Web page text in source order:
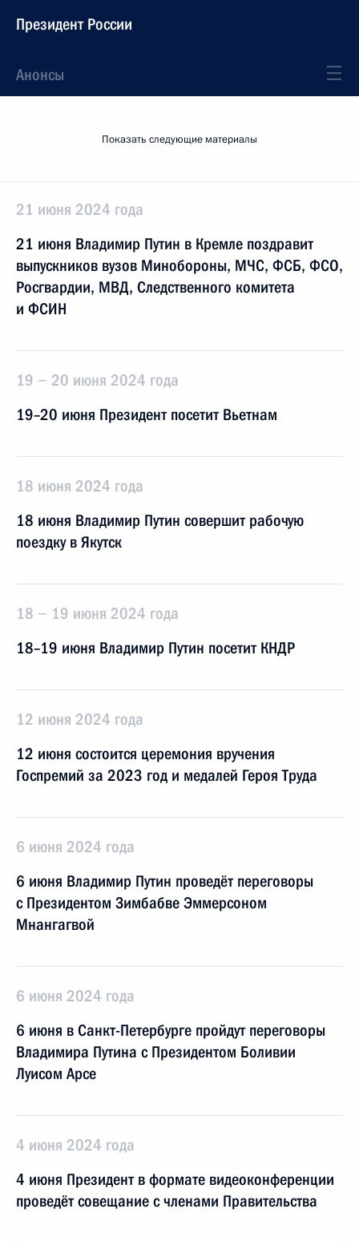
Президент России
Анонсы
Показать следующие материалы
21 июня 2024 года
21 июня Владимир Путин в Кремле поздравит
выпускников вузов Минобороны, МЧС, ФСБ, ФСО,
Росгвардии, МВД, Следственного комитета
и ФСИН
19 − 20 июня 2024 года
19–20 июня Президент посетит Вьетнам
18 июня 2024 года
18 июня Владимир Путин совершит рабочую
поездку в Якутск
18 − 19 июня 2024 года
18–19 июня Владимир Путин посетит КНДР
12 июня 2024 года
12 июня состоится церемония вручения
Госпремий за 2023 год и медалей Героя Труда
6 июня 2024 года
6 июня Владимир Путин проведёт переговоры
с Президентом Зимбабве Эммерсоном
Мнангагвой
6 июня 2024 года
6 июня в Санкт-Петербурге пройдут переговоры
Владимира Путина с Президентом Боливии
Луисом Арсе
4 июня 2024 года
4 июня Президент в формате видеоконференции
проведёт совещание с членами Правительства